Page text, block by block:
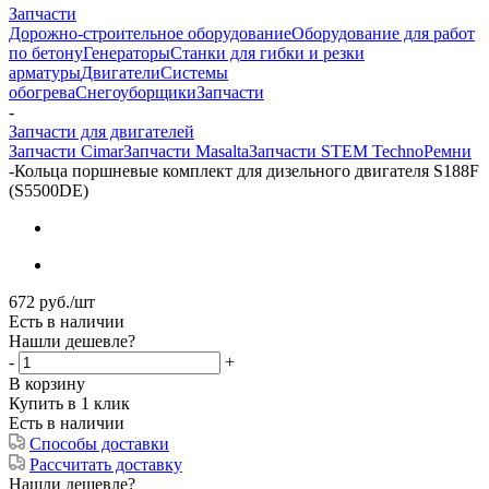
Запчасти
Дорожно-строительное оборудованиеОборудование для работ
по бетонуГенераторыСтанки для гибки и резки
арматурыДвигателиСистемы
обогреваСнегоуборщикиЗапчасти
-
Запчасти для двигателей
Запчасти CimarЗапчасти MasaltaЗапчасти STEM TechnoРемни
-Кольца поршневые комплект для дизельного двигателя S188F
(S5500DE)
672 руб./шт
Есть в наличии
Нашли дешевле?
-
+
В корзину
Купить в 1 клик
Есть в наличии
Способы доставки
Рассчитать доставку
Нашли дешевле?